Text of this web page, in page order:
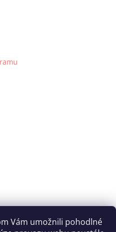
Vám umožnili pohodlné